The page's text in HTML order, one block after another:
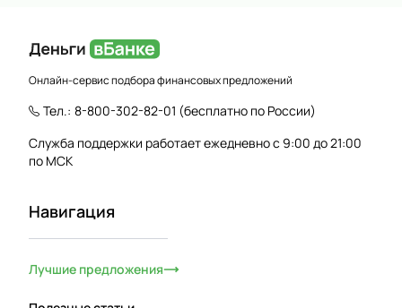
Онлайн-сервис подбора финансовых предложений
Тел.: 8-800-302-82-01 (бесплатно по России)
Служба поддержки работает ежедневно с 9:00 до 21:00
по МСК
Навигация
Лучшие предложения